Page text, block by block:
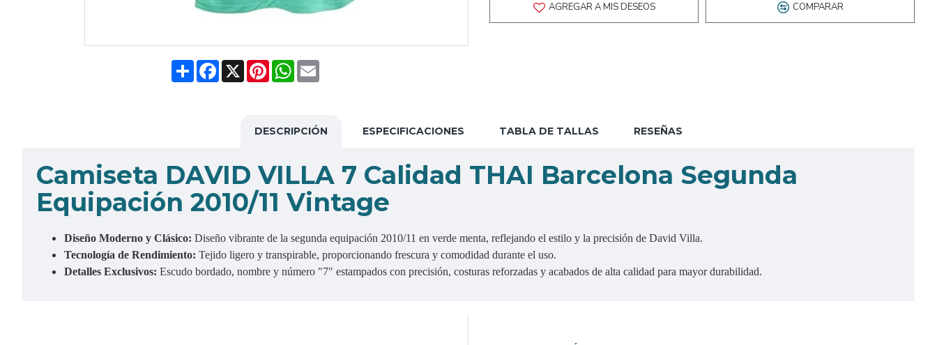
ShareFacebook
X PinterestWhatsApp
Email
AGREGAR A MIS DESEOS COMPARAR
DESCRIPCIÓN ESPECIFICACIONES TABLA DE TALLAS RESEÑAS
Camiseta DAVID VILLA 7 Calidad THAI Barcelona Segunda
Equipación 2010/11 Vintage
Diseño Moderno y Clásico: Diseño vibrante de la segunda equipación 2010/11 en verde menta, reflejando el estilo y la precisión de David Villa.
Tecnología de Rendimiento: Tejido ligero y transpirable, proporcionando frescura y comodidad durante el uso.
Detalles Exclusivos: Escudo bordado, nombre y número "7" estampados con precisión, costuras reforzadas y acabados de alta calidad para mayor durabilidad.